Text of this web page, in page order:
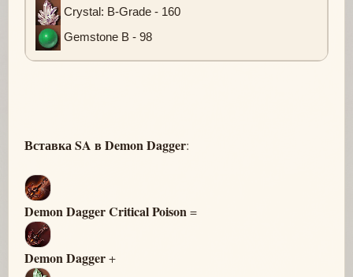
Crystal: B-Grade - 160
Gemstone B - 98
Вставка SA в Demon Dagger:
Demon Dagger Critical Poison =
Demon Dagger+